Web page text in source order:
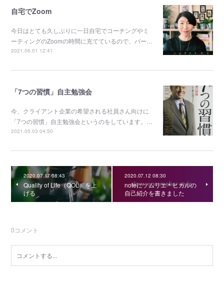
自宅でZoom
今日はとても久しぶりに一日自宅でコーチングやミ
ーティングのZoomの時間に充てているので、バー…
2021.06.01 12:41
「7つの習慣」自主勉強会
今、クライアント企業の希望される社員さん向けに
「7つの習慣」自主勉強会というのをしています。…
2021.05.03 04:50
2020.07.17 08:43
Quality of Life（QOL）を上
げる
2020.07.12 08:30
noteにソムリエ＊ヒカルの
自己紹介を書きました
0コメント